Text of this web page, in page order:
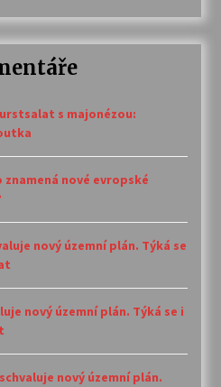
s majonézou:
znamená nové evropské
nový územní plán. Týká se
nový územní plán. Týká se i
nový územní plán.